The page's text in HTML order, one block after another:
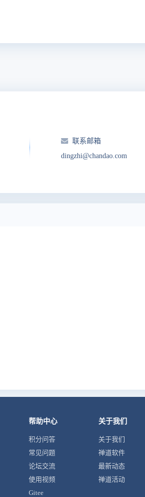
联系邮箱
dingzhi@chandao.com
帮助中心
积分问答
常见问题
论坛交流
使用视频
Gitee
关于我们
关于我们
禅道软件
最新动态
禅道活动